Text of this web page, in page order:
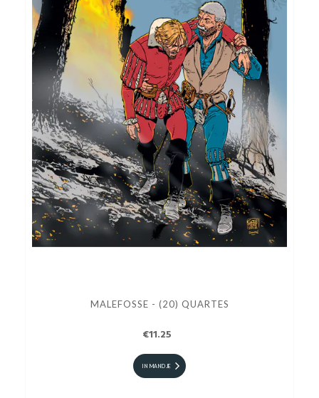
MALEFOSSE - (20) QUARTES
€11.25
IN MANDJE